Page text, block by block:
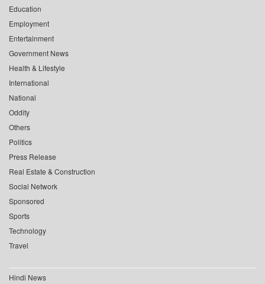
Education
Employment
Entertainment
Government News
Health & Lifestyle
International
National
Oddity
Others
Politics
Press Release
Real Estate & Construction
Social Network
Sponsored
Sports
Technology
Travel
Hindi News